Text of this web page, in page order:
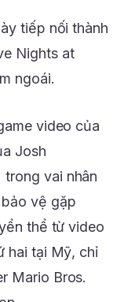
tiếp nối thành
Nights at
ngoái.
video của
Josh
trong vai nhân
vệ gặp
thể từ video
hai tại Mỹ, chỉ
Mario Bros.